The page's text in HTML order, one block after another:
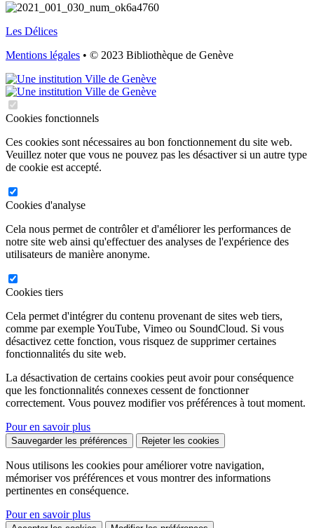
Les Délices
Mentions légales • © 2023 Bibliothèque de Genève
Cookies fonctionnels
Ces cookies sont nécessaires au bon fonctionnement du site web.
Veuillez noter que vous ne pouvez pas les désactiver si un autre type
de cookie est accepté.
Cookies d'analyse
Cela nous permet de contrôler et d'améliorer les performances de
notre site web ainsi qu'effectuer des analyses de l'expérience des
utilisateurs de manière anonyme.
Cookies tiers
Cela permet d'intégrer du contenu provenant de sites web tiers,
comme par exemple YouTube, Vimeo ou SoundCloud. Si vous
désactivez cette fonction, vous risquez de supprimer certaines
fonctionnalités du site web.
La désactivation de certains cookies peut avoir pour conséquence
que les fonctionnalités connexes cessent de fonctionner
correctement. Vous pouvez modifier vos préférences à tout moment.
Pour en savoir plus
Sauvegarder les préférences Rejeter les cookies
Nous utilisons les cookies pour améliorer votre navigation,
mémoriser vos préférences et vous montrer des informations
pertinentes en conséquence.
Pour en savoir plus